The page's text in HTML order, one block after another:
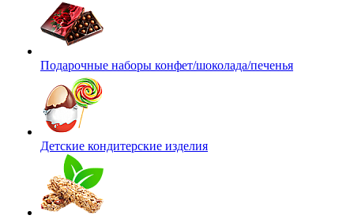
Подарочные наборы конфет/шоколада/печенья
Детские кондитерские изделия